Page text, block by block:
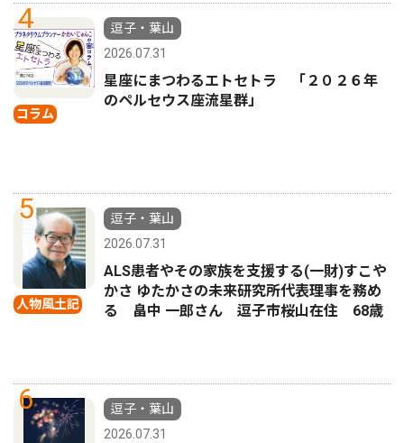
4
コラム
逗子・葉山
2026.07.31
星座にまつわるエトセトラ 「２０２６年
のペルセウス座流星群」
5
人物風土記
逗子・葉山
2026.07.31
ALS患者やその家族を支援する(一財)すこや
かさ ゆたかさの未来研究所代表理事を務め
る 畠中 一郎さん 逗子市桜山在住 68歳
6
逗子・葉山
2026.07.31